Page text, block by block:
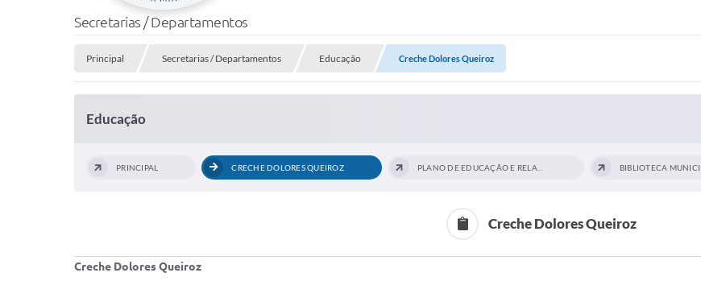
Secretarias / Departamentos
Principal Secretarias / Departamentos Educação Creche Dolores Queiroz
Educação
PRINCIPAL CRECHE DOLORES QUEIROZ PLANO DE EDUCAÇÃO E RELATÓRIO DE... BIBLIOTECA
Creche Dolores Queiroz
Creche Dolores Queiroz